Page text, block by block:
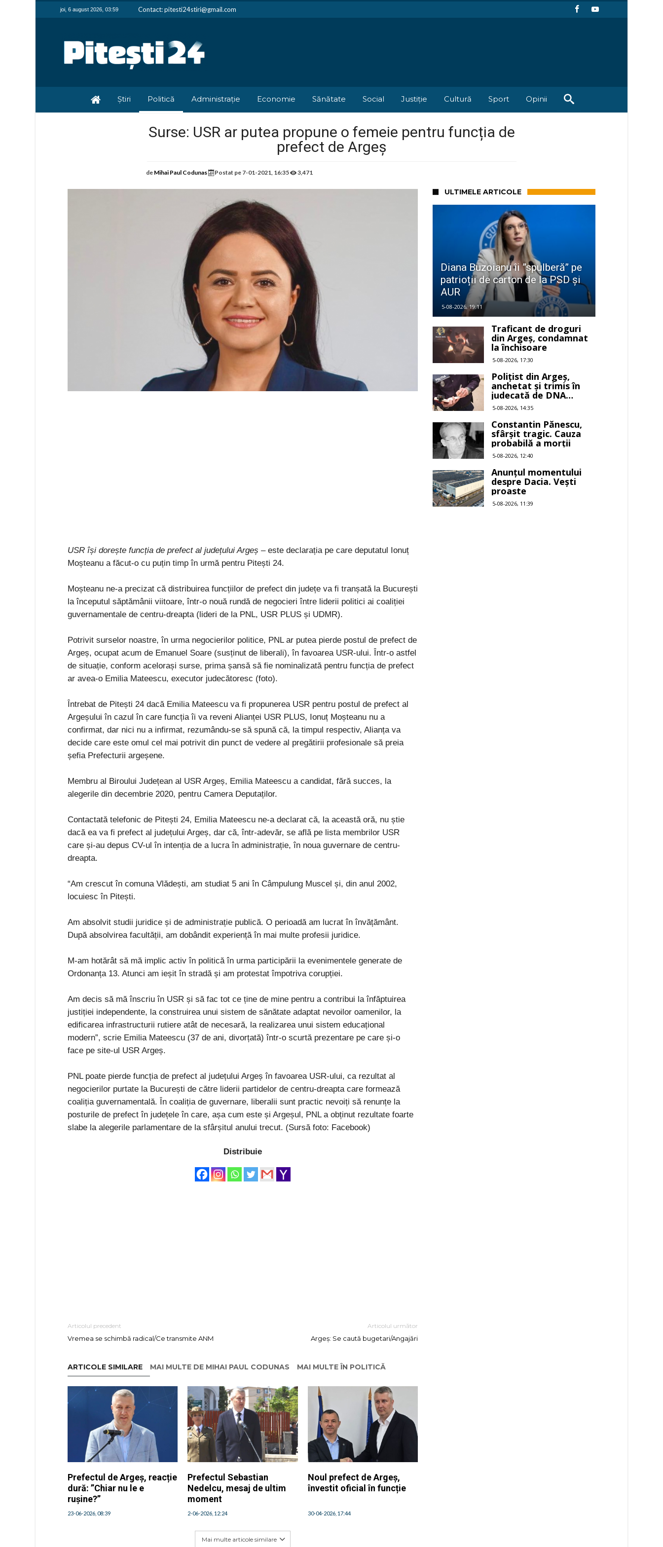
joi, 6 august 2026, 03:59 Contact: pitesti24stiri@gmail.com
Știri Politică Administrație Economie Sănătate Social Justiție Cultură Sport Opinii
Surse: USR ar putea propune o femeie pentru funcția de
prefect de Argeș
de Mihai Paul Codunas Postat pe 7-01-2021, 16:35 3,471
USR își dorește funcția de prefect al județului Argeș – este declarația pe care deputatul Ionuț
Moșteanu a făcut-o cu puțin timp în urmă pentru Pitești 24.
Moșteanu ne-a precizat că distribuirea funcțiilor de prefect din județe va fi tranșată la București
la începutul săptămânii viitoare, într-o nouă rundă de negocieri între liderii politici ai coaliției
guvernamentale de centru-dreapta (lideri de la PNL, USR PLUS și UDMR).
Potrivit surselor noastre, în urma negocierilor politice, PNL ar putea pierde postul de prefect de
Argeș, ocupat acum de Emanuel Soare (susținut de liberali), în favoarea USR-ului. Într-o astfel
de situație, conform acelorași surse, prima șansă să fie nominalizată pentru funcția de prefect
ar avea-o Emilia Mateescu, executor judecătoresc (foto).
Întrebat de Pitești 24 dacă Emilia Mateescu va fi propunerea USR pentru postul de prefect al
Argeșului în cazul în care funcția îi va reveni Alianței USR PLUS, Ionuț Moșteanu nu a
confirmat, dar nici nu a infirmat, rezumându-se să spună că, la timpul respectiv, Alianța va
decide care este omul cel mai potrivit din punct de vedere al pregătirii profesionale să preia
șefia Prefecturii argeșene.
Membru al Biroului Județean al USR Argeș, Emilia Mateescu a candidat, fără succes, la
alegerile din decembrie 2020, pentru Camera Deputaților.
Contactată telefonic de Pitești 24, Emilia Mateescu ne-a declarat că, la această oră, nu știe
dacă ea va fi prefect al județului Argeș, dar că, într-adevăr, se află pe lista membrilor USR
care și-au depus CV-ul în intenția de a lucra în administrație, în noua guvernare de centru-
dreapta.
“Am crescut în comuna Vlădești, am studiat 5 ani în Câmpulung Muscel și, din anul 2002,
locuiesc în Pitești.
Am absolvit studii juridice și de administrație publică. O perioadă am lucrat în învățământ.
După absolvirea facultății, am dobândit experiență în mai multe profesii juridice.
M-am hotărât să mă implic activ în politică în urma participării la evenimentele generate de
Ordonanța 13. Atunci am ieșit în stradă și am protestat împotriva corupției.
Am decis să mă înscriu în USR și să fac tot ce ține de mine pentru a contribui la înfăptuirea
justiției independente, la construirea unui sistem de sănătate adaptat nevoilor oamenilor, la
edificarea infrastructurii rutiere atât de necesară, la realizarea unui sistem educațional
modern”, scrie Emilia Mateescu (37 de ani, divorțată) într-o scurtă prezentare pe care și-o
face pe site-ul USR Argeș.
PNL poate pierde funcția de prefect al județului Argeș în favoarea USR-ului, ca rezultat al
negocierilor purtate la București de către liderii partidelor de centru-dreapta care formează
coaliția guvernamentală. În coaliția de guvernare, liberalii sunt practic nevoiți să renunțe la
posturile de prefect în județele în care, așa cum este și Argeșul, PNL a obținut rezultate foarte
slabe la alegerile parlamentare de la sfârșitul anului trecut. (Sursă foto: Facebook)
Distribuie
Articolul precedent
Vremea se schimbă radical/Ce transmite ANM
Articolul următor
Argeș: Se caută bugetari/Angajări
ARTICOLE SIMILARE MAI MULTE DE MIHAI PAUL CODUNAS MAI MULTE ÎN POLITICĂ
Prefectul de Argeș, reacție
dură: ”Chiar nu le e
rușine?”
23-06-2026, 08:39
Prefectul Sebastian
Nedelcu, mesaj de ultim
moment
2-06-2026, 12:24
Noul prefect de Argeș,
învestit oficial în funcție
30-04-2026, 17:44
Mai multe articole similare
ULTIMELE ARTICOLE
Diana Buzoianu îi ”spulberă” pe
patrioții de carton de la PSD și
AUR
5-08-2026, 19:11
Traficant de droguri
din Argeș, condamnat
la închisoare
5-08-2026, 17:30
Polițist din Argeș,
anchetat și trimis în
judecată de DNA
Pitești
5-08-2026, 14:35
Constantin Pănescu,
sfârșit tragic. Cauza
probabilă a morții
5-08-2026, 12:40
Anunțul momentului
despre Dacia. Vești
proaste
5-08-2026, 11:39